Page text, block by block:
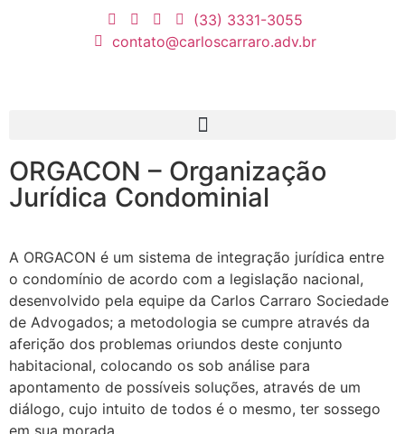
(33) 3331-3055
contato@carloscarraro.adv.br
ORGACON – Organização
Jurídica Condominial
A ORGACON é um sistema de integração jurídica entre
o condomínio de acordo com a legislação nacional,
desenvolvido pela equipe da Carlos Carraro Sociedade
de Advogados; a metodologia se cumpre através da
aferição dos problemas oriundos deste conjunto
habitacional, colocando os sob análise para
apontamento de possíveis soluções, através de um
diálogo, cujo intuito de todos é o mesmo, ter sossego
em sua morada.